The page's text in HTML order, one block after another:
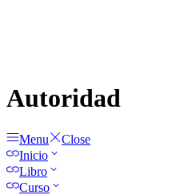
Autoridad
Menu
Close
Inicio
Libro
Curso